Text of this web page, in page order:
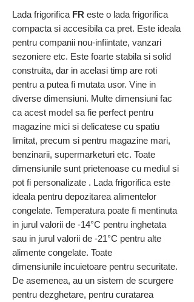
Lada frigorifica FR este o lada frigorifica
compacta si accesibila ca pret. Este ideala
pentru companii nou-infiintate, vanzari
sezoniere etc. Este foarte stabila si solid
construita, dar in acelasi timp are roti
pentru a putea fi mutata usor. Vine in
diverse dimensiuni. Multe dimensiuni fac
ca acest model sa fie perfect pentru
magazine mici si delicatese cu spatiu
limitat, precum si pentru magazine mari,
benzinarii, supermarketuri etc. Toate
dimensiunile sunt prietenoase cu mediul si
pot fi personalizate . Lada frigorifica este
ideala pentru depozitarea alimentelor
congelate. Temperatura poate fi mentinuta
in jurul valorii de -14°C pentru inghetata
sau in jurul valorii de -21°C pentru alte
alimente congelate. Toate
dimensiunile incuietoare pentru securitate.
De asemenea, au un sistem de scurgere
pentru dezghetare, pentru curatarea